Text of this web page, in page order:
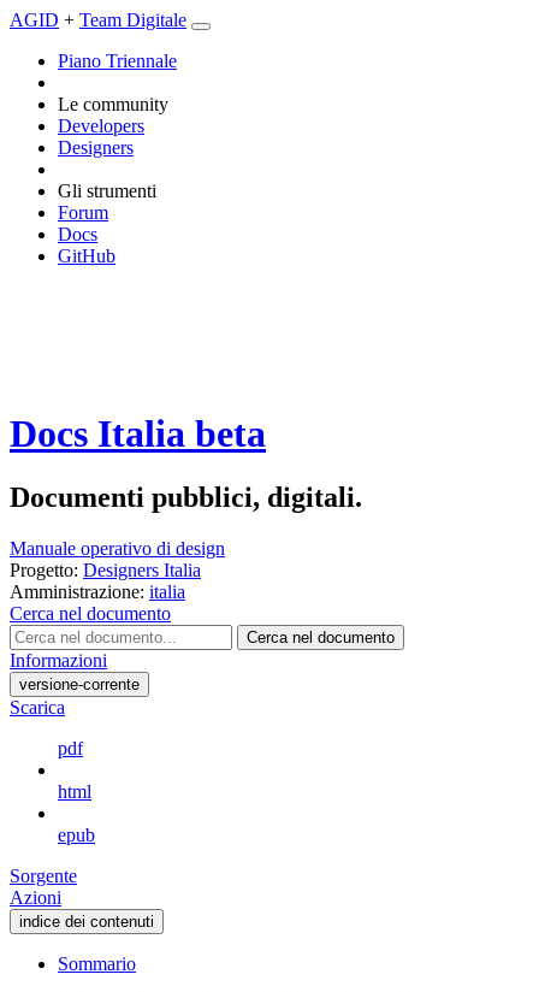
AGID + Team Digitale
Piano Triennale
Le community
Developers
Designers
Gli strumenti
Forum
Docs
GitHub
Docs Italia beta
Documenti pubblici, digitali.
Manuale operativo di design
Progetto: Designers Italia
Amministrazione: italia
Cerca nel documento
Cerca nel documento
Informazioni
versione-corrente
Scarica
pdf
html
epub
Sorgente
Azioni
indice dei contenuti
Sommario